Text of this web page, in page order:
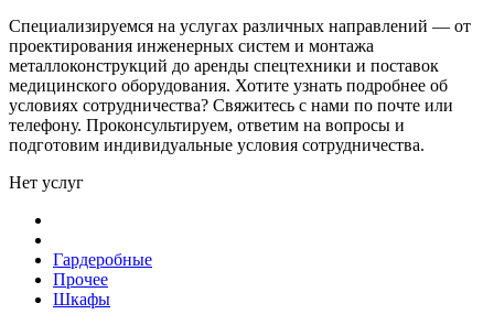
Специализируемся на услугах различных направлений — от
проектирования инженерных систем и монтажа
металлоконструкций до аренды спецтехники и поставок
медицинского оборудования. Хотите узнать подробнее об
условиях сотрудничества? Свяжитесь с нами по почте или
телефону. Проконсультируем, ответим на вопросы и
подготовим индивидуальные условия сотрудничества.
Нет услуг
Гардеробные
Прочее
Шкафы